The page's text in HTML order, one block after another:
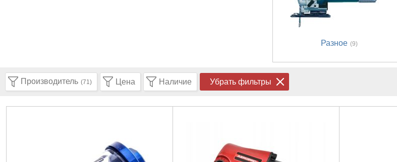
Разное (9)
Производитель (71) Цена Наличие Убрать фильтры